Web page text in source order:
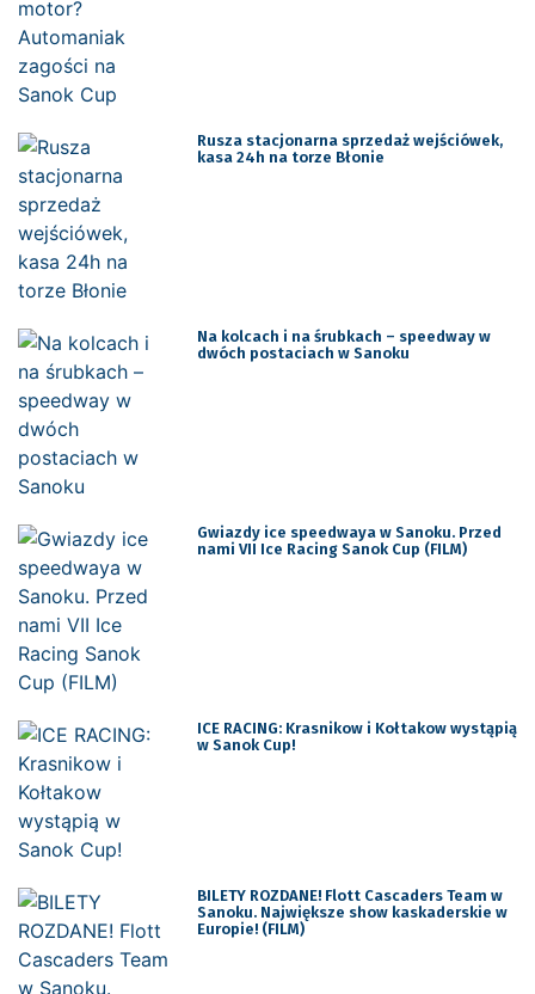
Rusza stacjonarna sprzedaż wejściówek,
kasa 24h na torze Błonie
Na kolcach i na śrubkach – speedway w
dwóch postaciach w Sanoku
Gwiazdy ice speedwaya w Sanoku. Przed
nami VII Ice Racing Sanok Cup (FILM)
ICE RACING: Krasnikow i Kołtakow wystąpią
w Sanok Cup!
BILETY ROZDANE! Flott Cascaders Team w
Sanoku. Największe show kaskaderskie w
Europie! (FILM)